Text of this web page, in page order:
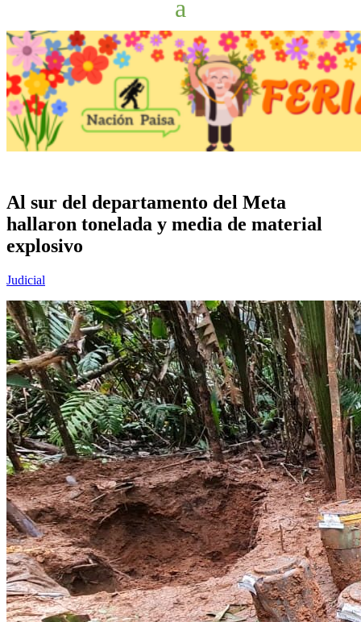
Al sur del departamento del Meta
hallaron tonelada y media de material
explosivo
Judicial